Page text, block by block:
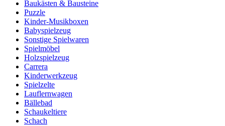
Baukästen & Bausteine
Puzzle
Kinder-Musikboxen
Babyspielzeug
Sonstige Spielwaren
Spielmöbel
Holzspielzeug
Carrera
Kinderwerkzeug
Spielzelte
Lauflernwagen
Bällebad
Schaukeltiere
Schach